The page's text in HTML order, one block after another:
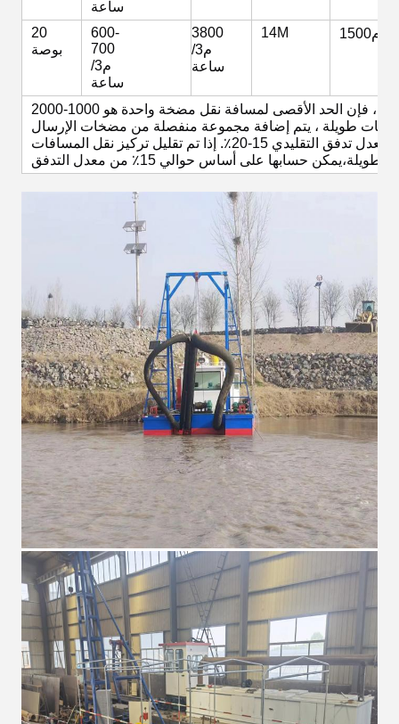
ساعة
20
بوصة
600-
700
م3/
ساعة
3800
م3/
ساعة
14M 1500م
ملاحظة: نظرًا لأن هذا المعدات هو منتج مخصص ، فإن الحد الأقصى لمسافة نقل مضخة واحدة هو 1000-2000m.
يتم حساب الناتج المذكور أعلاه على أساس تركيز معدل تدفق التقليدي 15-20٪. إذا تم تقليل تركيز نقل المسافات